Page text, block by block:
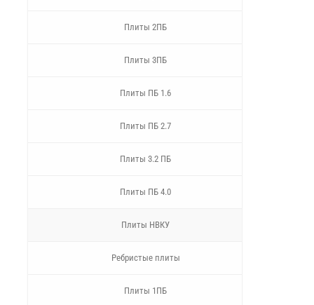
Плиты 2ПБ
Плиты 3ПБ
Плиты ПБ 1.6
Плиты ПБ 2.7
Плиты 3.2 ПБ
Плиты ПБ 4.0
Плиты НВКУ
Ребристые плиты
Плиты 1ПБ